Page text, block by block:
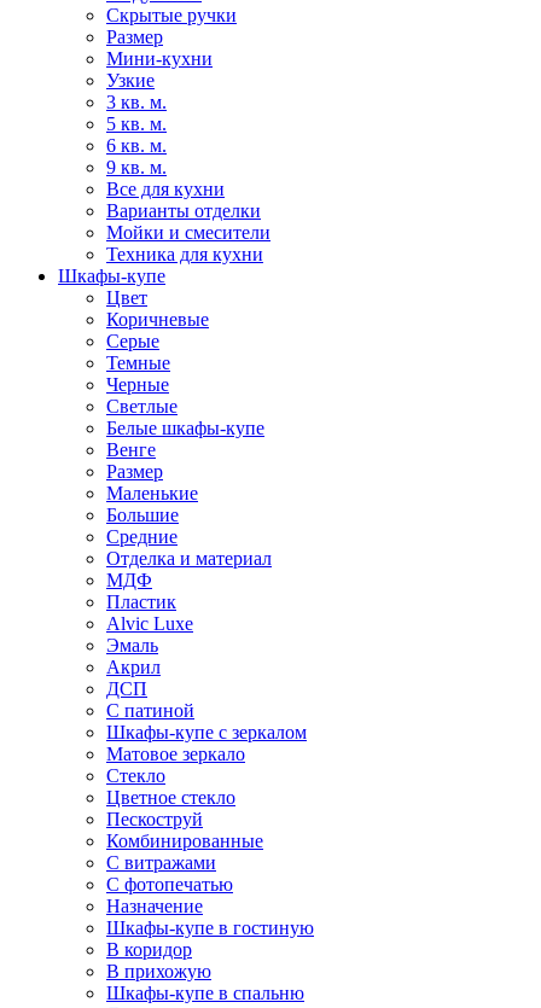
Скрытые ручки
Размер
Мини-кухни
Узкие
3 кв. м.
5 кв. м.
6 кв. м.
9 кв. м.
Все для кухни
Варианты отделки
Мойки и смесители
Техника для кухни
Шкафы-купе
Цвет
Коричневые
Серые
Темные
Черные
Светлые
Белые шкафы-купе
Венге
Размер
Маленькие
Большие
Средние
Отделка и материал
МДФ
Пластик
Alvic Luxe
Эмаль
Акрил
ДСП
С патиной
Шкафы-купе с зеркалом
Матовое зеркало
Стекло
Цветное стекло
Пескоструй
Комбинированные
С витражами
С фотопечатью
Назначение
Шкафы-купе в гостиную
В коридор
В прихожую
Шкафы-купе в спальню